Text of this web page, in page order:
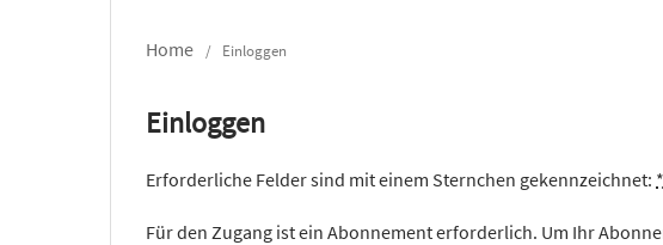
Home / Einloggen
Einloggen
Erforderliche Felder sind mit einem Sternchen gekennzeichnet: *
Für den Zugang ist ein Abonnement erforderlich. Um Ihr